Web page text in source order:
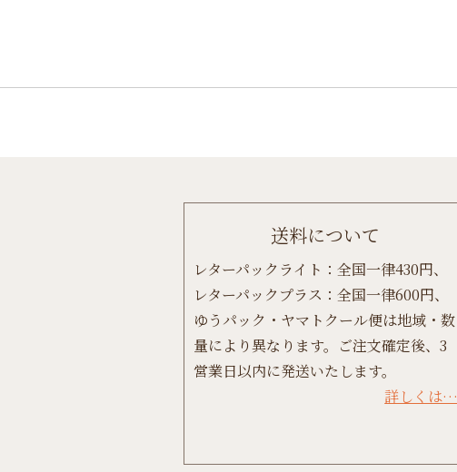
送料について
レターパックライト：全国一律430円、
レターパックプラス：全国一律600円、
ゆうパック・ヤマトクール便は地域・数
量により異なります。ご注文確定後、3
営業日以内に発送いたします。
詳しくは…